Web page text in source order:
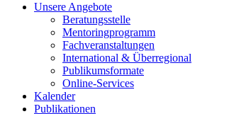
navigation
Unsere Angebote
Beratungsstelle
Mentoringprogramm
Fachveranstaltungen
International & Überregional
Publikumsformate
Online-Services
Kalender
Publikationen